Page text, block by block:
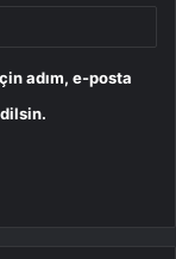
adım, e-posta